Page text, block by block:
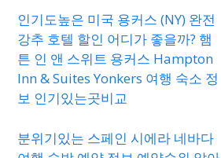
인기도높은 미국 용커스 (NY) 완전
강추 호텔 할인 어디가 좋을까? 햄
튼 인 앤 스위트 용커스 Hampton
Inn & Suites Yonkers 여행 숙소 정
보 인기있는곳비교
분위기있는 스페인 시에라 네바다